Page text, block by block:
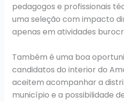
pedagogos e profissionais
uma seleção com impacto
apenas em atividades
Também é uma boa
candidatos do interior do
aceitem acompanhar a
município e a possibilidade